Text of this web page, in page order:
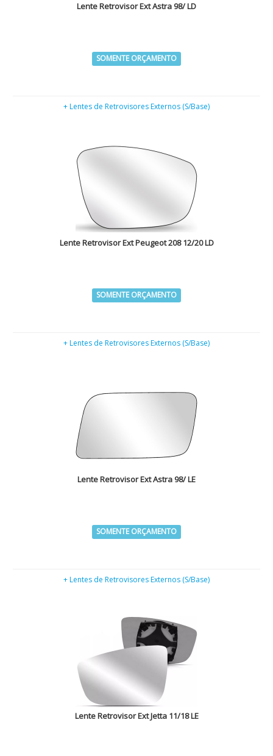
Lente Retrovisor Ext Astra 98/ LD
SOMENTE ORÇAMENTO
+ Lentes de Retrovisores Externos (S/Base)
Lente Retrovisor Ext Peugeot 208 12/20 LD
SOMENTE ORÇAMENTO
+ Lentes de Retrovisores Externos (S/Base)
Lente Retrovisor Ext Astra 98/ LE
SOMENTE ORÇAMENTO
+ Lentes de Retrovisores Externos (S/Base)
Lente Retrovisor Ext Jetta 11/18 LE